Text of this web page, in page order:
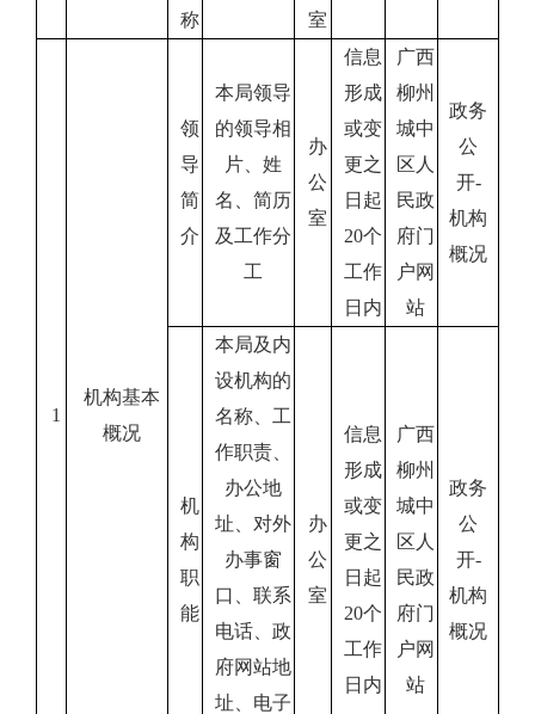
称 室
1
机构基本
概况
领
导
简
介
本局领导
的领导相
片、姓
名、简历
及工作分
工
办
公
室
信息
形成
或变
更之
日起
20个
工作
日内
广西
柳州
城中
区人
民政
府门
户网
站
政务
公
开-
机构
概况
机
构
职
能
本局及内
设机构的
名称、工
作职责、
办公地
址、对外
办事窗
口、联系
电话、政
府网站地
址、电子
办
公
室
信息
形成
或变
更之
日起
20个
工作
日内
广西
柳州
城中
区人
民政
府门
户网
站
政务
公
开-
机构
概况